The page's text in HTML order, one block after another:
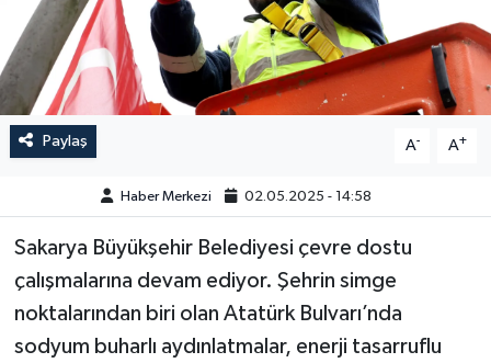
Paylaş A- A+
Haber Merkezi 02.05.2025 - 14:58
Sakarya Büyükşehir Belediyesi çevre dostu
çalışmalarına devam ediyor. Şehrin simge
noktalarından biri olan Atatürk Bulvarı’nda
sodyum buharlı aydınlatmalar, enerji tasarruflu
GÜNDEM
HABERDE İNSAN
KÜLTÜR-SANAT
MAGAZİN
MEDYA
ÖZEL HABER